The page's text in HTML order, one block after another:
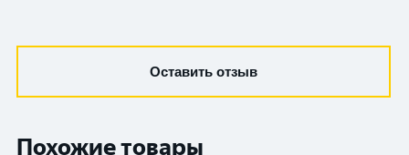
Оставить отзыв
Похожие товары